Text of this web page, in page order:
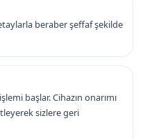
beraber şeffaf şekilde
başlar. Cihazın onarımı
sizlere geri